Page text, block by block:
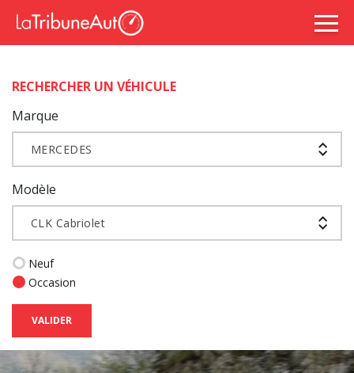
RECHERCHER UN VÉHICULE
Marque
MERCEDES
Modèle
CLK Cabriolet
Neuf
Occasion
VALIDER